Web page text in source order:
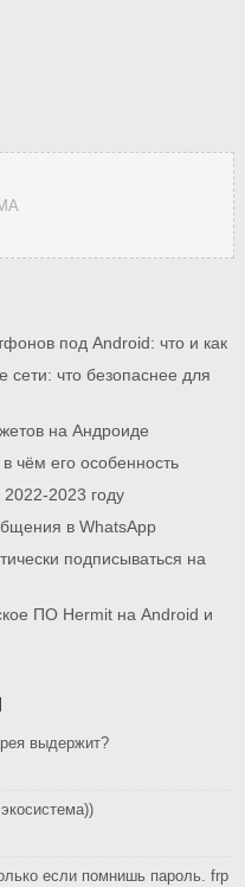
под Android: что и как
что безопаснее для
на Андроиде
чём его особенность
2023 году
в WhatsApp
подписываться на
ПО Hermit на Android и
выдержит?
если помнишь пароль. frp